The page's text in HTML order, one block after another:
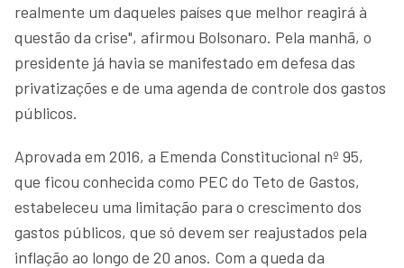
realmente um daqueles países que melhor reagirá à
questão da crise", afirmou Bolsonaro. Pela manhã, o
presidente já havia se manifestado em defesa das
privatizações e de uma agenda de controle dos gastos
públicos.
Aprovada em 2016, a Emenda Constitucional nº 95,
que ficou conhecida como PEC do Teto de Gastos,
estabeleceu uma limitação para o crescimento dos
gastos públicos, que só devem ser reajustados pela
inflação ao longo de 20 anos. Com a queda da